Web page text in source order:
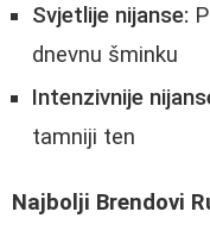
Svjetlije nijanse:
dnevnu šminku
Intenzivnije
tamniji ten
Najbolji Brendovi